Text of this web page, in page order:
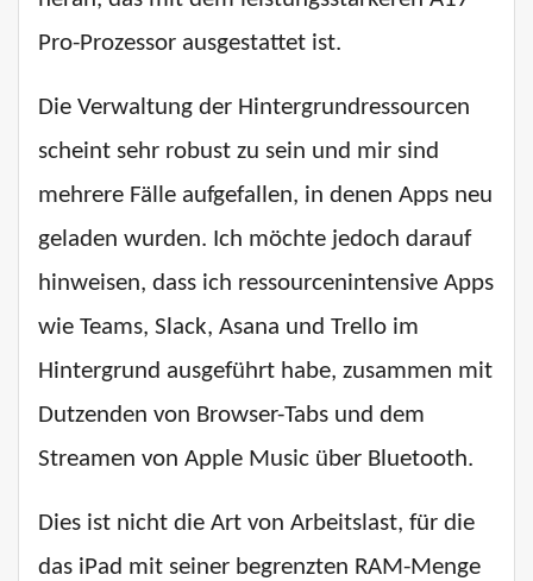
Pro-Prozessor ausgestattet ist.
Die Verwaltung der Hintergrundressourcen
scheint sehr robust zu sein und mir sind
mehrere Fälle aufgefallen, in denen Apps neu
geladen wurden. Ich möchte jedoch darauf
hinweisen, dass ich ressourcenintensive Apps
wie Teams, Slack, Asana und Trello im
Hintergrund ausgeführt habe, zusammen mit
Dutzenden von Browser-Tabs und dem
Streamen von Apple Music über Bluetooth.
Dies ist nicht die Art von Arbeitslast, für die
das iPad mit seiner begrenzten RAM-Menge